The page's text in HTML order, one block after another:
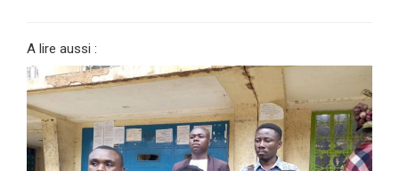
A lire aussi :